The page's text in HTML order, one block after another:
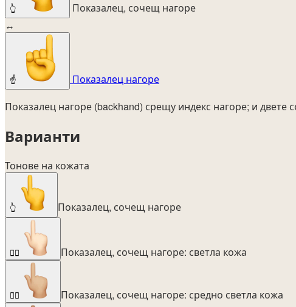
👆
Показалец, сочещ нагоре
↔
☝️
Показалец нагоре
Показалец нагоре (backhand) срещу индекс нагоре; и двете
Варианти
Тонове на кожата
👆 Показалец, сочещ нагоре
👆🏻 Показалец, сочещ нагоре: светла кожа
👆🏼 Показалец, сочещ нагоре: средно светла кожа